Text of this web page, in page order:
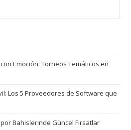
Emoción: Torneos Temáticos en
Los 5 Proveedores de Software que
Bahislerinde Güncel Fırsatlar